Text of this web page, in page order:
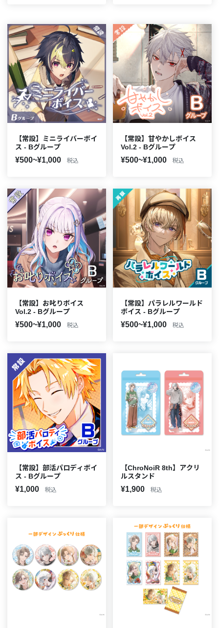
【常設】ミニライバーボイ
ス - Bグループ
¥500~¥1,000 税込
【常設】甘やかしボイス
Vol.2 - Bグループ
¥500~¥1,000 税込
【常設】お叱りボイス
Vol.2 - Bグループ
¥500~¥1,000 税込
【常設】パラレルワールド
ボイス - Bグループ
¥500~¥1,000 税込
【常設】部活パロディボイ
ス - Bグループ
¥1,000 税込
【ChroNoiR 8th】アクリ
ルスタンド
¥1,900 税込